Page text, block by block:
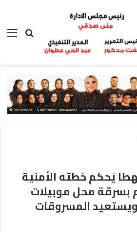
بحث عن
يُحكم خطته الأمنية
محل موبيلات
المسروقات